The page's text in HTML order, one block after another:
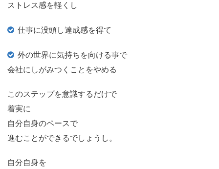
ストレス感を軽くし
仕事に没頭し達成感を得て
外の世界に気持ちを向ける事で
会社にしがみつくことをやめる
このステップを意識するだけで
着実に
自分自身のペースで
進むことができるでしょうし。
自分自身を